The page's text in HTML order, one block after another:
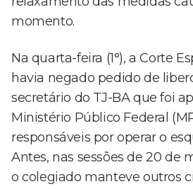
momento.
Na quarta-feira (1°), a Corte
havia negado pedido de
secretário do TJ-BA que foi
Ministério Público Federal
responsáveis por operar o
Antes, nas sessões de 20 de
o colegiado manteve outros